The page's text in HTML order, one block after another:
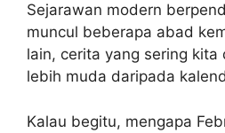
Sejarawan modern
muncul beberapa abad
lain, cerita yang sering kita
lebih muda daripada
Kalau begitu, mengapa